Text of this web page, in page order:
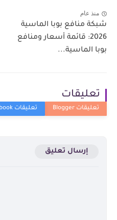
منذ عام
شبكة منافع بوبا الماسية
2026: قائمة أسعار ومنافع
بوبا الماسية...
تعليقات
إرسال تعليق